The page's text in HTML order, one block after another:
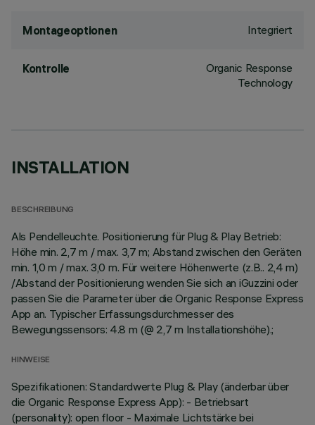
Montageoptionen Integriert
Kontrolle
Organic Response
Technology
INSTALLATION
BESCHREIBUNG
Als Pendelleuchte. Positionierung für Plug & Play Betrieb:
Höhe min. 2,7 m / max. 3,7 m; Abstand zwischen den Geräten
min. 1,0 m / max. 3,0 m. Für weitere Höhenwerte (z.B.. 2,4 m)
/Abstand der Positionierung wenden Sie sich an iGuzzini oder
passen Sie die Parameter über die Organic Response Express
App an. Typischer Erfassungsdurchmesser des
Bewegungssensors: 4.8 m (@ 2,7 m Installationshöhe).;
HINWEISE
Spezifikationen: Standardwerte Plug & Play (änderbar über
die Organic Response Express App): - Betriebsart
(personality): open floor - Maximale Lichtstärke bei